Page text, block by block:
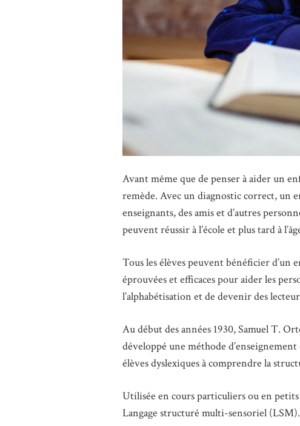
Avant même que de penser à aider un
remède. Avec un diagnostic correct, un
enseignants, des amis et d’autres
peuvent réussir à l’école et plus tard à
Tous les élèves peuvent bénéficier d’un
éprouvées et efficaces pour aider les
l’alphabétisation et de devenir des
Au début des années 1930, Samuel T.
développé une méthode
élèves dyslexiques à comprendre la
Utilisée en cours particuliers ou en
Langage structuré multi-sensoriel